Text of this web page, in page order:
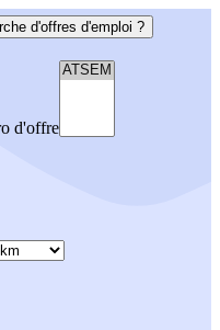
d'offres d'emploi ?
d'offre